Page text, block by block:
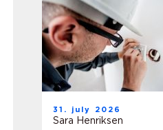
31. july 2026
Sara Henriksen